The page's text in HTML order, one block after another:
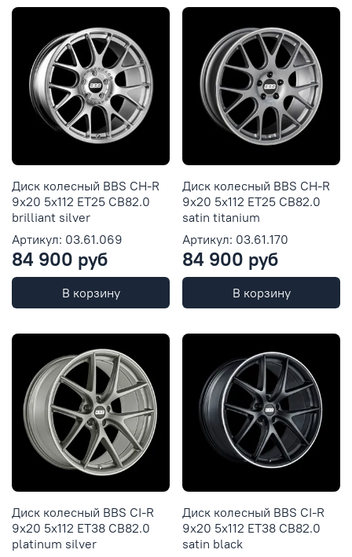
Диск колесный BBS CH-R
9x20 5x112 ET25 CB82.0
brilliant silver
Артикул: 03.61.069
84 900 руб
В корзину
Диск колесный BBS CH-R
9x20 5x112 ET25 CB82.0
satin titanium
Артикул: 03.61.170
84 900 руб
В корзину
Диск колесный BBS CI-R
9x20 5x112 ET38 CB82.0
platinum silver
Диск колесный BBS CI-R
9x20 5x112 ET38 CB82.0
satin black